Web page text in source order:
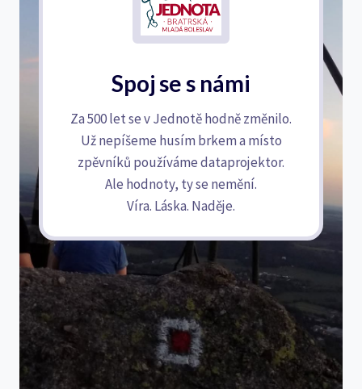
Spoj se s námi
Za 500 let se v Jednotě hodně změnilo.
Už nepíšeme husím brkem a místo
zpěvníků používáme dataprojektor.
Ale hodnoty, ty se nemění.
Víra. Láska. Naděje.